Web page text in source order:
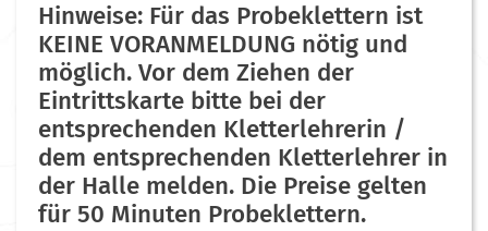
Hinweise: Für das Probeklettern ist
KEINE VORANMELDUNG nötig und
möglich. Vor dem Ziehen der
Eintrittskarte bitte bei der
entsprechenden Kletterlehrerin /
dem entsprechenden Kletterlehrer in
der Halle melden. Die Preise gelten
für 50 Minuten Probeklettern.